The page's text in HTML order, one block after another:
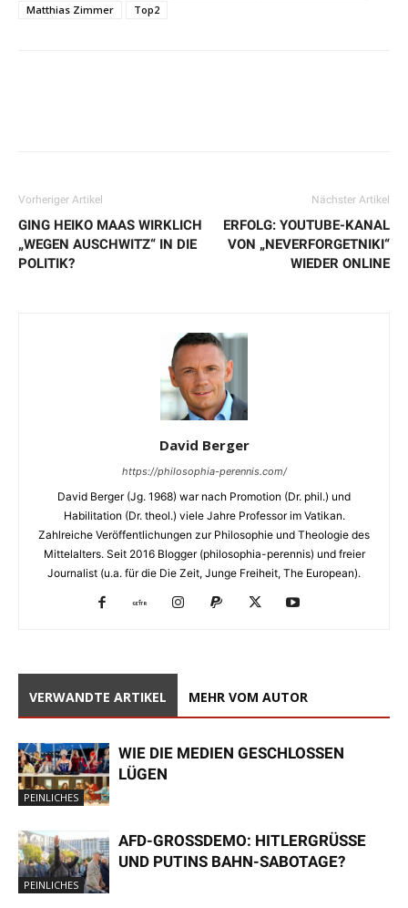
Matthias Zimmer
Top2
Vorheriger Artikel
GING HEIKO MAAS WIRKLICH
„WEGEN AUSCHWITZ“ IN DIE
POLITIK?
Nächster Artikel
ERFOLG: YOUTUBE-KANAL
VON „NEVERFORGETNIKI“
WIEDER ONLINE
David Berger
https://philosophia-perennis.com/
David Berger (Jg. 1968) war nach Promotion (Dr. phil.) und
Habilitation (Dr. theol.) viele Jahre Professor im Vatikan.
Zahlreiche Veröffentlichungen zur Philosophie und Theologie des
Mittelalters. Seit 2016 Blogger (philosophia-perennis) und freier
Journalist (u.a. für die Die Zeit, Junge Freiheit, The European).
VERWANDTE ARTIKEL MEHR VOM AUTOR
PEINLICHES
WIE DIE MEDIEN GESCHLOSSEN
LÜGEN
PEINLICHES
AFD-GROSSDEMO: HITLERGRÜSSE UN
D PUTINS BAHN-SABOTAGE?